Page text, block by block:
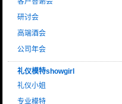
研讨会
高端酒会
公司年会
礼仪模特showgirl
礼仪小姐
专业模特